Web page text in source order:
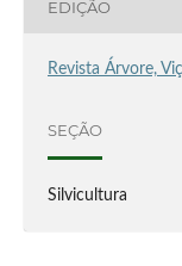
EDIÇÃO
Revista Árvore,
SEÇÃO
Silvicultura